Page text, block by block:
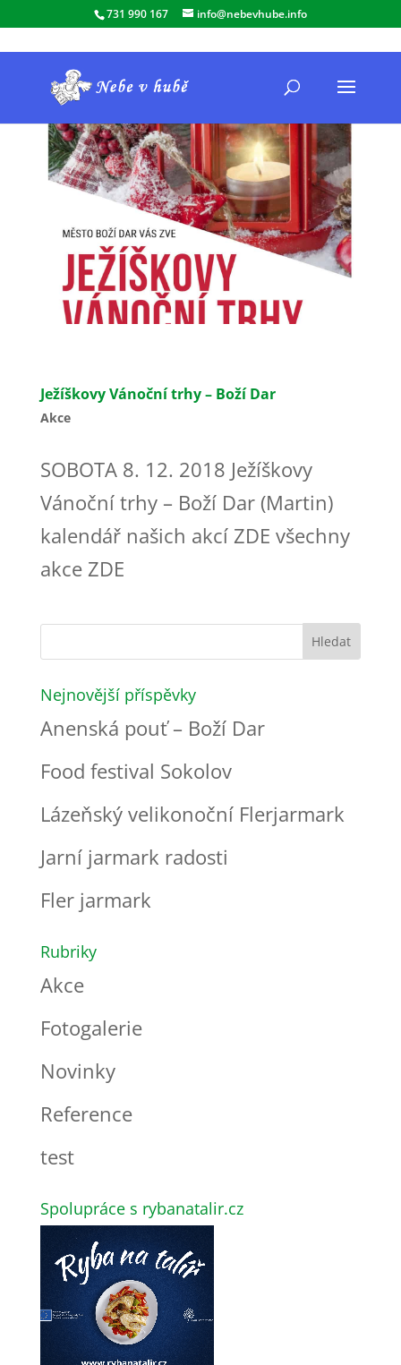
731 990 167 info@nebevhube.info
Ježíškovy Vánoční trhy – Boží Dar
Akce
SOBOTA 8. 12. 2018 Ježíškovy
Vánoční trhy – Boží Dar (Martin)
kalendář našich akcí ZDE všechny
akce ZDE
Nejnovější příspěvky
Anenská pouť – Boží Dar
Food festival Sokolov
Lázeňský velikonoční Flerjarmark
Jarní jarmark radosti
Fler jarmark
Rubriky
Akce
Fotogalerie
Novinky
Reference
test
Spolupráce s rybanatalir.cz